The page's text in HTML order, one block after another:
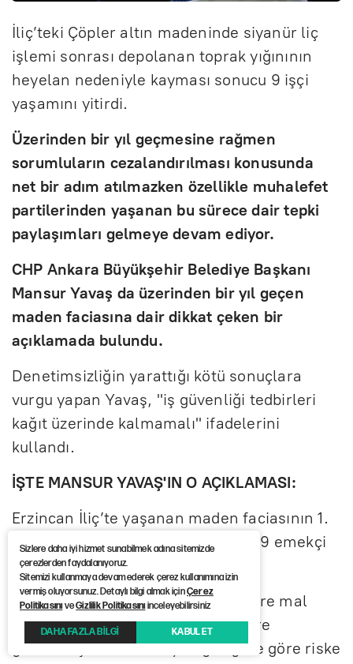
İliç’teki Çöpler altın madeninde siyanür liç
işlemi sonrası depolanan toprak yığınının
heyelan nedeniyle kayması sonucu 9 işçi
yaşamını yitirdi.
Üzerinden bir yıl geçmesine rağmen
sorumluların cezalandırılması konusunda
net bir adım atılmazken özellikle muhalefet
partilerinden yaşanan bu sürece dair tepki
paylaşımları gelmeye devam ediyor.
CHP Ankara Büyükşehir Belediye Başkanı
Mansur Yavaş da üzerinden bir yıl geçen
maden faciasına dair dikkat çeken bir
açıklamada bulundu.
Denetimsizliğin yarattığı kötü sonuçlara
vurgu yapan Yavaş, "iş güvenliği tedbirleri
kağıt üzerinde kalmamalı" ifadelerini
kullandı.
İŞTE MANSUR YAVAŞ'IN O AÇIKLAMASI:
Erzincan İliç’te yaşanan maden faciasının 1.
yıl dönümünde hayatını kaybeden 9 emekçi
kardeşimizi rahmetle anıyorum.
İhmallerin ve denetimsizliğin nelere mal
olabileceğini yaşanan bu acı bizlere
göstermiştir. İnsan hayatı göz göre göre riske
Sizlere daha iyi hizmet sunabilmek adına sitemizde
çerezlerden faydalanıyoruz.
Sitemizi kullanmaya devam ederek çerez kullanımına izin
vermiş oluyorsunuz. Detaylı bilgi almak içinÇerez
PolitikasınıveGizlilik Politikasınıinceleyebilirsiniz
DAHA FAZLA BİLGİ KABUL ET